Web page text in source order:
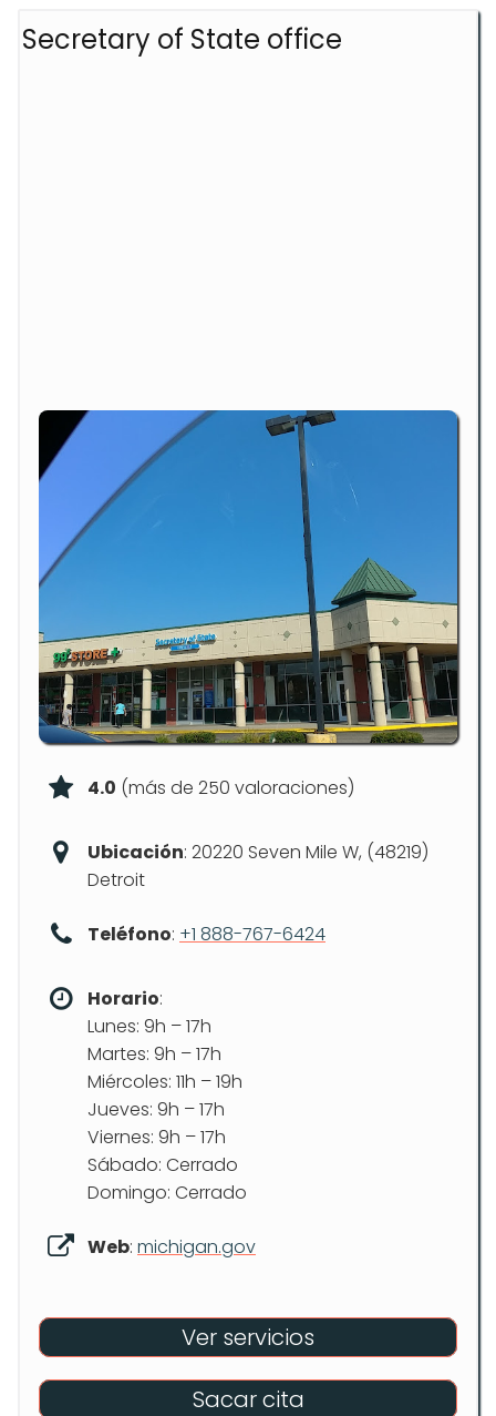
Secretary of State office
4.0 (más de 250 valoraciones)
Ubicación: 20220 Seven Mile W, (48219)
Detroit
Teléfono: +1 888-767-6424
Horario:
Lunes: 9h – 17h
Martes: 9h – 17h
Miércoles: 11h – 19h
Jueves: 9h – 17h
Viernes: 9h – 17h
Sábado: Cerrado
Domingo: Cerrado
Web: michigan.gov
Ver servicios
Sacar cita